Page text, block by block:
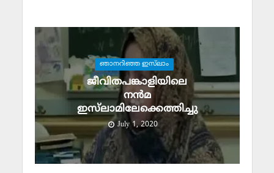
ഞാനറിഞ്ഞ ഇസ്‌ലാം
ജീവിതപങ്കാളിയിലെ
നന്‍മ
ഇസ്‌ലാമിലേക്കെത്തിച്ചു
July 1, 2020